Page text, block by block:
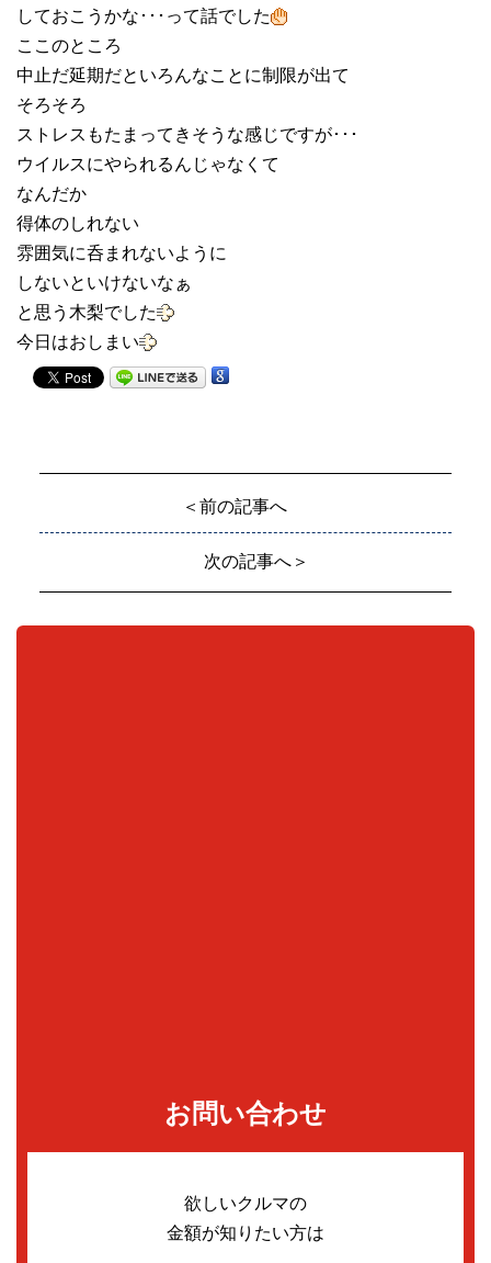
しておこうかな･･･って話でした
ここのところ
中止だ延期だといろんなことに制限が出て
そろそろ
ストレスもたまってきそうな感じですが･･･
ウイルスにやられるんじゃなくて
なんだか
得体のしれない
雰囲気に呑まれないように
しないといけないなぁ
と思う木梨でした
今日はおしまい
＜前の記事へ
次の記事へ＞
お問い合わせ
欲しいクルマの
金額が知りたい方は